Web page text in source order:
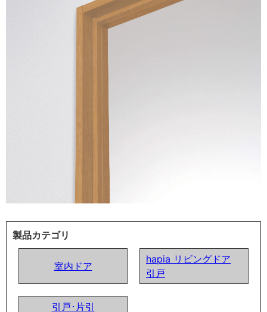
製品カテゴリ
室内ドア
hapia リビングドア
引戸
引戸･片引